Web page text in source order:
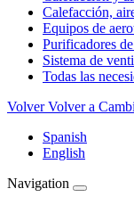
Calefacción,
Equipos de
Purificadores
Sistema de
Todas las
Volver Volver a
Spanish
English
Navigation